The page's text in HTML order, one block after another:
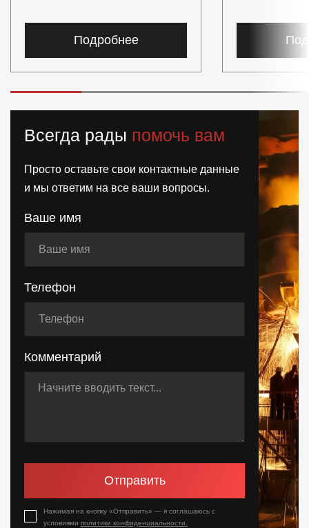
Подробнее
Всегда рады помочь вам
Просто оставьте свои контактные данные
и мы ответим на все ваши вопросы.
Ваше имя
Телефон
Комментарий
Отправить
Нажимая на кнопку «Отправить» — я соглашаюсь с
условиями политики конфиденциальности.